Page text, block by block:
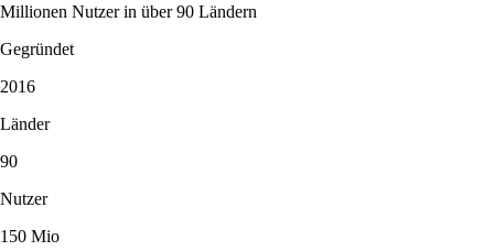
Millionen Nutzer in über 90 Ländern
Gegründet
2016
Länder
90
Nutzer
150 Mio